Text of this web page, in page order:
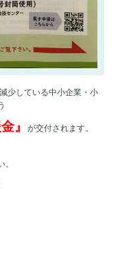
少している中小企業・小
』
が交付されます。